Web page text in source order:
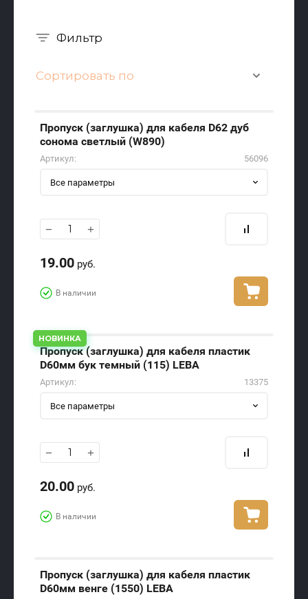
Фильтр
Сортировать по
Пропуск (заглушка) для кабеля D62 дуб
сонома светлый (W890)
Артикул: 56096
Все параметры
− +
19.00 руб.
В наличии
НОВИНКА
Пропуск (заглушка) для кабеля пластик
D60мм бук темный (115) LEBA
Артикул: 13375
Все параметры
− +
20.00 руб.
В наличии
Пропуск (заглушка) для кабеля пластик
D60мм венге (1550) LEBA